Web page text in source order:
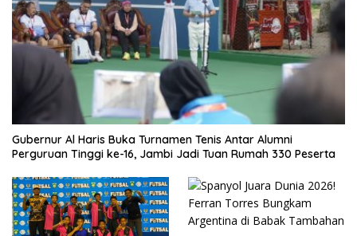
Gubernur Al Haris Buka Turnamen Tenis Antar Alumni
Perguruan Tinggi ke-16, Jambi Jadi Tuan Rumah 330 Peserta